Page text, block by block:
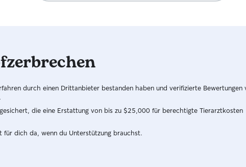
durch einen Drittanbieter bestanden haben und verifizierte Bewertungen
die eine Erstattung von bis zu $25,000 für berechtigte Tierarztkosten
für dich da, wenn du Unterstützung brauchst.